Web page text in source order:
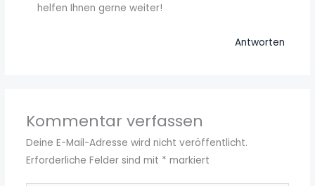
helfen Ihnen gerne weiter!
Antworten
Kommentar verfassen
Deine E-Mail-Adresse wird nicht veröffentlicht.
Erforderliche Felder sind mit * markiert